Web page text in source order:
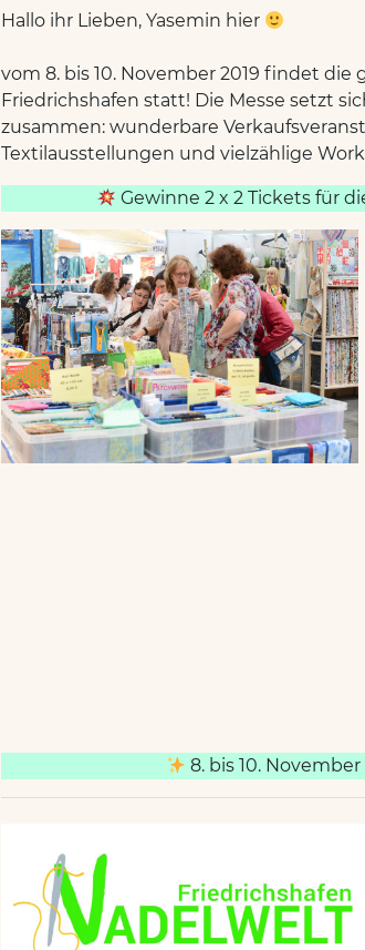
Hallo ihr Lieben, Yasemin hier
vom 8. bis 10. November 2019 findet die
Friedrichshafen statt! Die Messe setzt
zusammen: wunderbare
Textilausstellungen und vielzählige
Gewinne 2 x 2 Tickets für
8. bis 10.